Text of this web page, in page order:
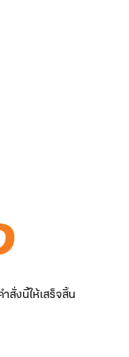
สั่งนี้ให้เสร็จสิ้น